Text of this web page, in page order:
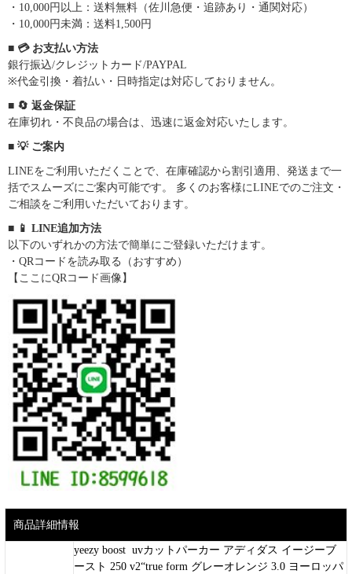
・10,000円以上：送料無料（佐川急便・追跡あり・通関対応）
・10,000円未満：送料1,500円
■ 💳 お支払い方法
銀行振込/クレジットカード/PAYPAL
※代金引換・着払い・日時指定は対応しておりません。
■ 🔄 返金保証
在庫切れ・不良品の場合は、迅速に返金対応いたします。
■ 💡 ご案内
LINEをご利用いただくことで、在庫確認から割引適用、発送まで一
括でスムーズにご案内可能です。 多くのお客様にLINEでのご注文・
ご相談をご利用いただいております。
■ 📱 LINE追加方法
以下のいずれかの方法で簡単にご登録いただけます。
・QRコードを読み取る（おすすめ）
【ここにQRコード画像】
商品詳細情報
yeezy boost uvカットパーカー アディダス イージーブ
ースト 250 v2“true form グレーオレンジ 3.0 ヨーロッパ